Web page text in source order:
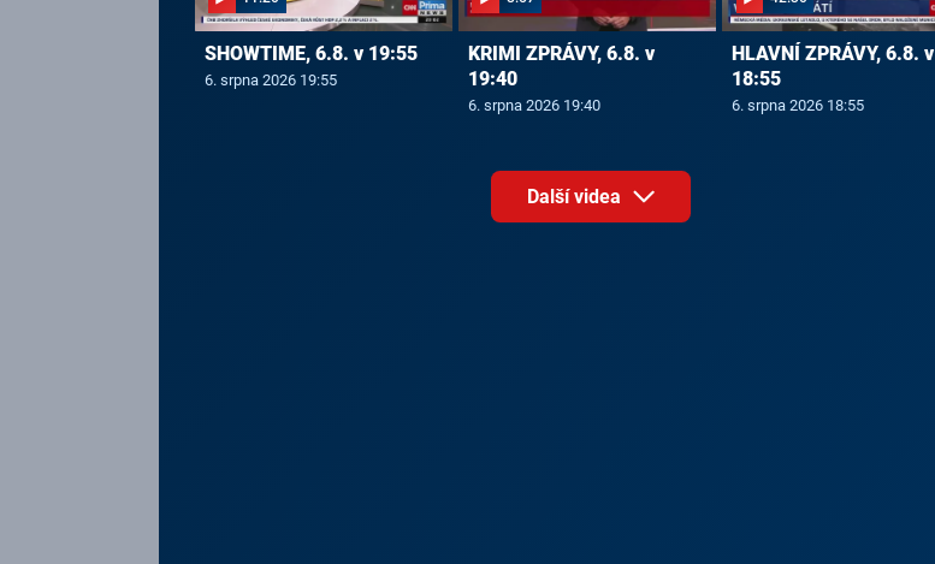
SHOWTIME, 6.8. v 19:55
6. srpna 2026 19:55
KRIMI ZPRÁVY, 6.8. v
19:40
6. srpna 2026 19:40
HLAVNÍ ZPRÁVY, 6.8. v
18:55
6. srpna 2026 18:55
Další videa